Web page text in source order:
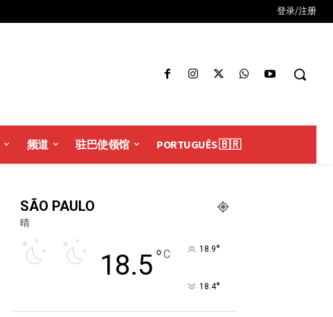
登录/注册
频道 驻巴使领馆 PORTUGUÊS 🇧🇷
SÃO PAULO
晴
18.5°C 18.9°
18.4°